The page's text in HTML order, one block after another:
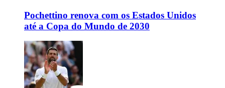
Pochettino renova com os Estados Unidos
até a Copa do Mundo de 2030